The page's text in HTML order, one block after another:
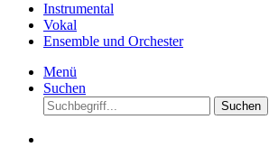
Instrumental
Vokal
Ensemble und Orchester
Menü
Suchen
Suchen